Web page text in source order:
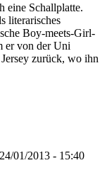
eine Schallplatte.
literarisches
Boy-meets-Girl-
er von der Uni
zurück, wo ihn
01/2013 - 15:40